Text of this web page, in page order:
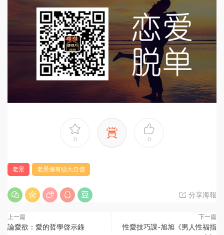
0 賞 0
老景 老景擁有強大自信
分享海報
上一篇
論愛欲：愛的哲學啓示錄
下一篇
性愛技巧課-旭旭《男人性福指